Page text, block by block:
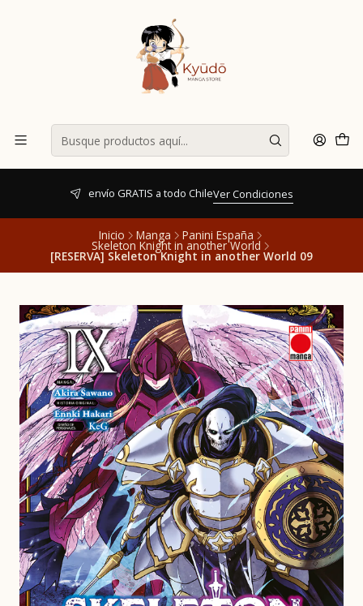
envío GRATIS a todo ChileVer Condiciones
Inicio Manga Panini España
Skeleton Knight in another World
[RESERVA] Skeleton Knight in another World 09